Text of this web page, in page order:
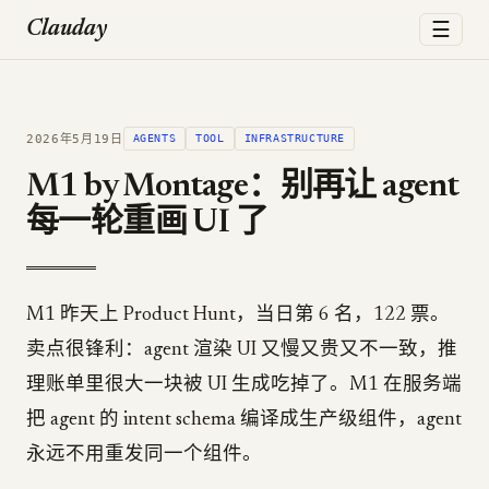
Clauday ☰
2026年5月19日 AGENTS TOOL INFRASTRUCTURE
M1 by Montage：别再让 agent
每一轮重画 UI 了
M1 昨天上 Product Hunt，当日第 6 名，122 票。
卖点很锋利：agent 渲染 UI 又慢又贵又不一致，推
理账单里很大一块被 UI 生成吃掉了。M1 在服务端
把 agent 的 intent schema 编译成生产级组件，agent
永远不用重发同一个组件。